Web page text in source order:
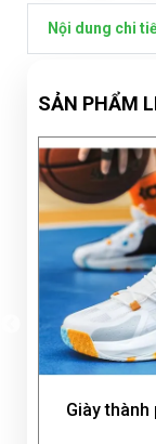
Nội dung chi
SẢN PHẨM
11888